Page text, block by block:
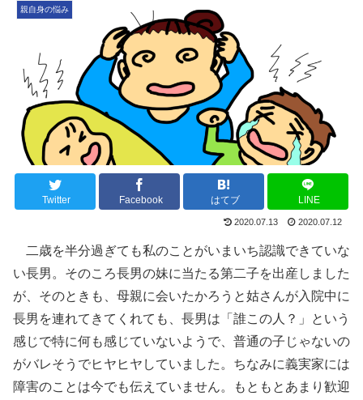
親自身の悩み
Twitter Facebook はてブ LINE
2020.07.13 2020.07.12
二歳を半分過ぎても私のことがいまいち認識できていな
い長男。そのころ長男の妹に当たる第二子を出産しました
が、そのときも、母親に会いたかろうと姑さんが入院中に
長男を連れてきてくれても、長男は「誰この人？」という
感じで特に何も感じていないようで、普通の子じゃないの
がバレそうでヒヤヒヤしていました。ちなみに義実家には
障害のことは今でも伝えていません。もともとあまり歓迎